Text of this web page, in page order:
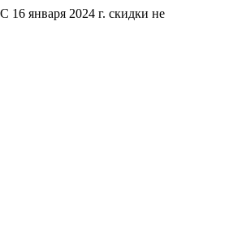
января 2024 г. скидки не